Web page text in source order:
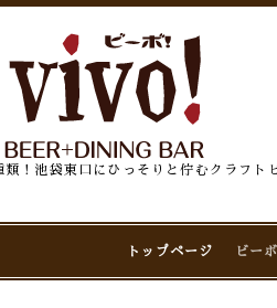
！池袋東口にひっそりと佇むクラフト
トップページ ビー